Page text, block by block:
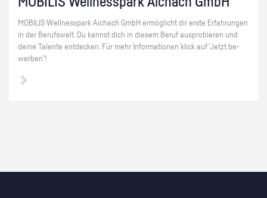
MO­BI­LIS Well­ness­park Aichach GmbH er­mög­licht dir erste Er­fah­run­gen
in der Be­rufs­welt. Du kannst dich in die­sem Beruf aus­pro­bie­ren und
deine Ta­len­te ent­de­cken. Für mehr In­for­ma­tio­nen klick auf 'Jetzt be­
wer­ben'!